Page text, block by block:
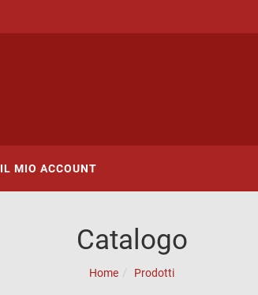
IL MIO ACCOUNT
Catalogo
Home Prodotti